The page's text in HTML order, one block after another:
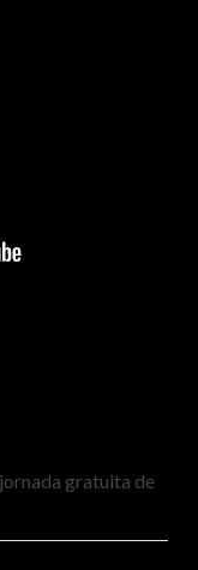
gratuita de